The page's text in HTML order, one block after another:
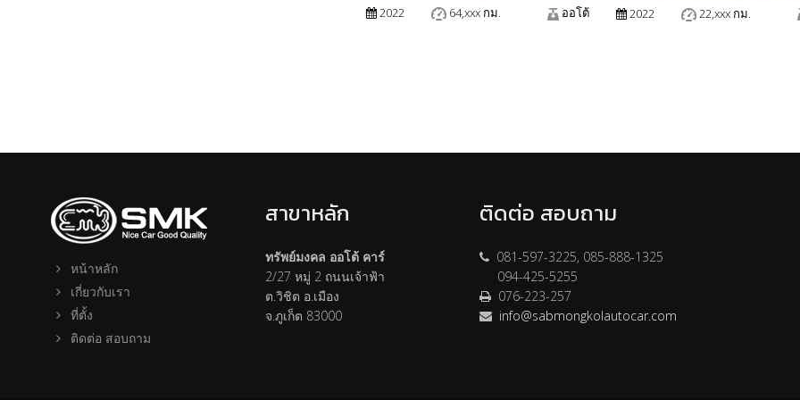
2022 64,xxx กม. ออโต้ 2022 22,xxx กม.
หน้าหลัก
เกี่ยวกับเรา
ที่ตั้ง
ติดต่อ สอบถาม
สาขาหลัก
ทรัพย์มงคล ออโต้ คาร์
2/27 หมู่ 2 ถนนเจ้าฟ้า
ต.วิชิต อ.เมือง
จ.ภูเก็ต 83000
ติดต่อ สอบถาม
081-597-3225, 085-888-1325
094-425-5255
076-223-257
info@sabmongkolautocar.com